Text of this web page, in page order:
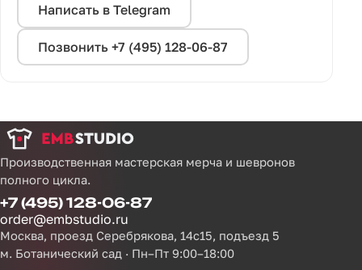
Написать в Telegram
Позвонить +7 (495) 128-06-87
Производственная мастерская мерча и шевронов
полного цикла.
+7 (495) 128-06-87
order@embstudio.ru
Москва, проезд Серебрякова, 14с15, подъезд 5
м. Ботанический сад · Пн–Пт 9:00–18:00